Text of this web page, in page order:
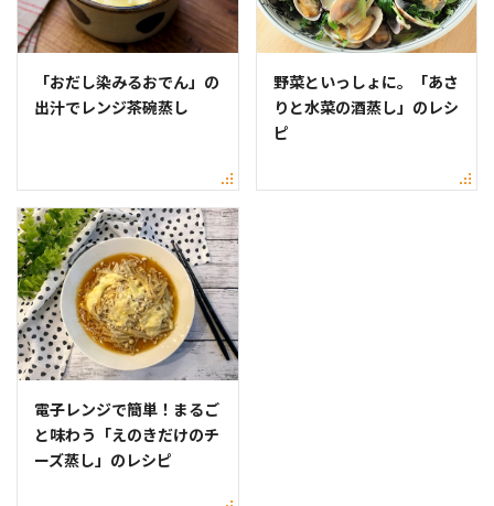
「おだし染みるおでん」の
出汁でレンジ茶碗蒸し
野菜といっしょに。「あさ
りと水菜の酒蒸し」のレシ
ピ
電子レンジで簡単！まるご
と味わう「えのきだけのチ
ーズ蒸し」のレシピ